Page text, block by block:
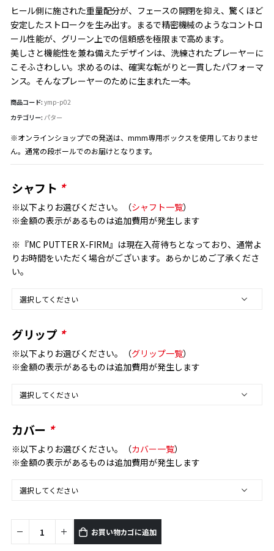
ヒール側に施された重量配分が、フェースの開閉を抑え、驚くほど
安定したストロークを生み出す。まるで精密機械のようなコントロ
ール性能が、グリーン上での信頼感を極限まで高めます。
美しさと機能性を兼ね備えたデザインは、洗練されたプレーヤーに
こそふさわしい。求めるのは、確実な転がりと一貫したパフォーマ
ンス。そんなプレーヤーのために生まれた一本。
商品コード: ymp-p02
カテゴリー: パター
※オンラインショップでの発送は、mmm専用ボックスを使用しておりませ
ん。通常の段ボールでのお届けとなります。
シャフト *
※以下よりお選びください。（シャフト一覧）
※金額の表示があるものは追加費用が発生します
※『MC PUTTER X-FIRM』は現在入荷待ちとなっており、通常よ
りお時間をいただく場合がございます。あらかじめご了承くださ
い。
グリップ *
※以下よりお選びください。（グリップ一覧）
※金額の表示があるものは追加費用が発生します
カバー *
※以下よりお選びください。（カバー一覧）
※金額の表示があるものは追加費用が発生します
お買い物カゴに追加